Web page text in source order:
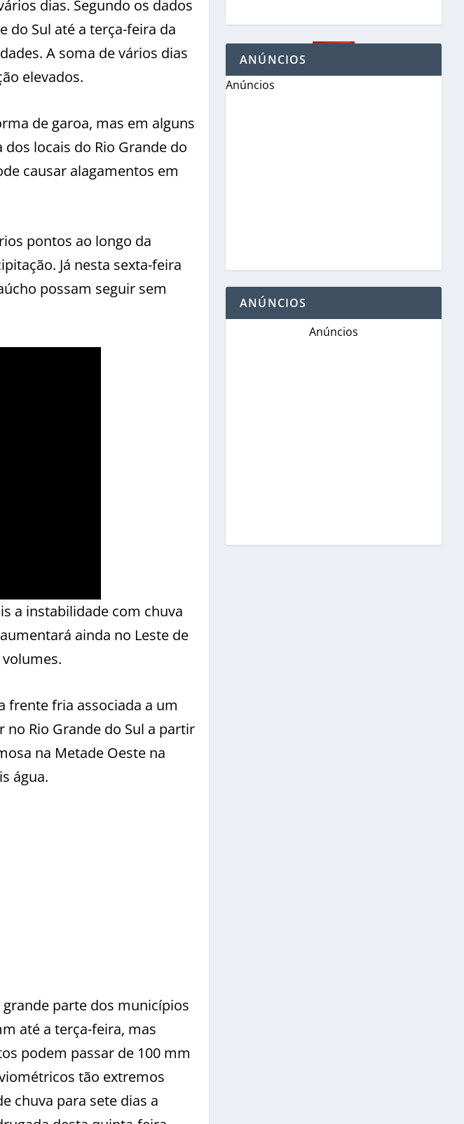
dias. Segundo os dados
do Sul até a terça-feira da
A soma de vários dias
elevados.
de garoa, mas em alguns
locais do Rio Grande do
causar alagamentos em
pontos ao longo da
Já nesta sexta-feira
possam seguir sem
a instabilidade com chuva
ainda no Leste de
frente fria associada a um
no Rio Grande do Sul a partir
na Metade Oeste na
água.
parte dos municípios
até a terça-feira, mas
podem passar de 100 mm
tão extremos
chuva para sete dias a
ANÚNCIOS
Anúncios
ANÚNCIOS
Anúncios